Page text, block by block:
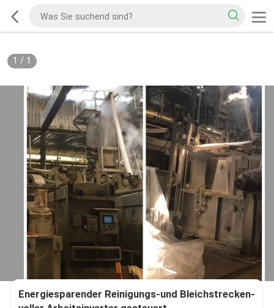
1 / 1
Energiesparender Reinigungs-und Bleichstrecken-